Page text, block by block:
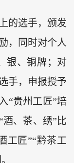
的选手，颁发
，同时对个人
银、铜牌；对
手，申报授予
“贵州工匠”培
、茶、绣”比
工匠”“黔茶工